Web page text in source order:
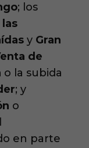
; los
y Gran
de
o la subida
; y
o
en parte